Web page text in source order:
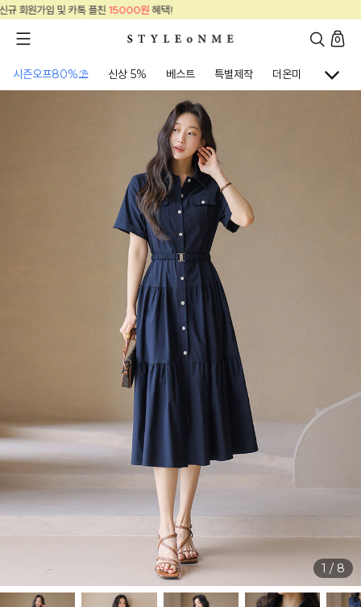
신규 회원가입 및 카톡 플친
0
시즌오프80%⛱ 신상 5% 베스트 특별제작 더온미 골프웨어
1 / 8